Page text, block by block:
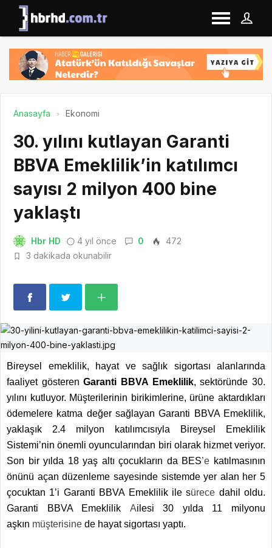
Anasayfa Ekonomi
30. yılını kutlayan Garanti
BBVA Emeklilik’in katılımcı
sayısı 2 milyon 400 bine
yaklaştı
Hbr HD 4 yıl önce 0
472
3 dakikada okunabilir
Bireysel emeklilik, hayat ve sağlık sigortası alanlarında
faaliyet gösterenGaranti BBVA Emeklilik, sektöründe 30.
yılını kutluyor. Müşterilerinin birikimlerine, ürüne aktardıkları
ödemelere katma değer sağlayan Garanti BBVA Emeklilik,
yaklaşık 2.4 milyon katılımcısıyla Bireysel Emeklilik
Sistemi’nin önemli oyuncularından biri olarak hizmet veriyor.
Son bir yılda 18 yaş altı çocukların da BES’e katılmasının
önünü açan düzenleme sayesinde sistemde yer alan her 5
çocuktan 1’i Garanti BBVA Emeklilik ile sürece dahil oldu.
Garanti BBVA Emeklilik Ailesi 30 yılda 11 milyonu
aşkın müşterisine de hayat sigortası yaptı.